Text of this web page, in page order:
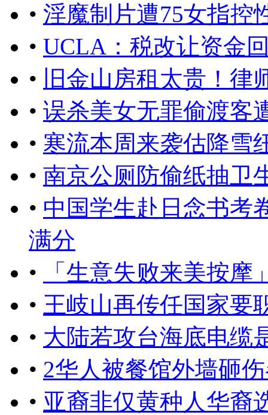
• 淫魔制片遭75女指控
• UCLA：税改让资金
•
旧金山房租太贵！
• 误杀美女无罪偷渡客
• 寒流本周来袭估降雪
• 南京公厕防偷纸抽卫
• 中国学生赴日念书考
满分
•
「生意失败来美按
• 王岐山再传任国家要
• 大陆若攻台海底电缆
• 2华人被餐馆外墙砸
• 亚裔非仅黄种人华裔